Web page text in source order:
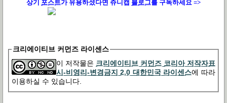
상기 포스트가유용하셨다면 쥬니캡 블로그를 구독하세요 =>
크리에이티브 커먼즈 라이센스
이 저작물은 크리에이티브 커먼즈 코리아 저작자표
시-비영리-변경금지 2.0 대한민국 라이센스에 따라
이용하실 수 있습니다.